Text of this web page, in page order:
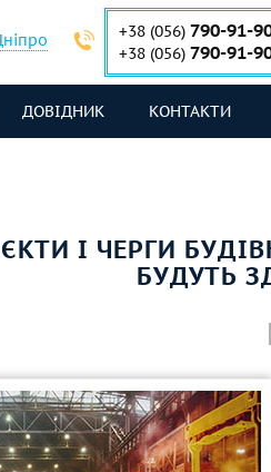
+38 (056) 790-91-
+38 (056) 790-91-
ДОВІДНИК КОНТАКТИ
І ЧЕРГИ
БУДУТЬ